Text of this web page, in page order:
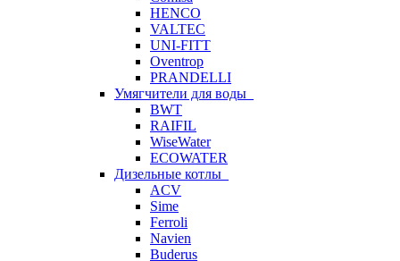
HENCO
VALTEC
UNI-FITT
Oventrop
PRANDELLI
Умягчители для воды
BWT
RAIFIL
WiseWater
ECOWATER
Дизельные котлы
ACV
Sime
Ferroli
Navien
Buderus